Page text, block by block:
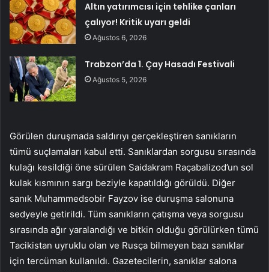
Altın yatırımcısı için tehlike çanları
çalıyor! Kritik uyarı geldi
Ağustos 6, 2026
Trabzon’da 1. Çay Hasadı Festivali
Ağustos 5, 2026
Görülen duruşmada saldırıyı gerçekleştiren sanıkların
tümü suçlamaları kabul etti. Sanıklardan sorgusu sırasında
kulağı kesildiği öne sürülen Saidakram Raçabalizod’un sol
kulak kısmının sargı beziyle kapatıldığı görüldü. Diğer
sanık Muhammedsobir Fayzov ise duruşma salonuna
sedyeyle getirildi. Tüm sanıkların çatışma veya sorgusu
sırasında ağır yaralandığı ve bitkin olduğu görülürken tümü
Tacikistan uyruklu olan ve Rusça bilmeyen bazı sanıklar
için tercüman kullanıldı. Gazetecilerin, sanıklar salona